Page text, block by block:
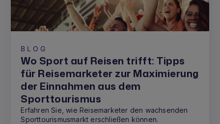
BLOG
Wo Sport auf Reisen trifft: Tipps
für Reisemarketer zur Maximierung
der Einnahmen aus dem
Sporttourismus
Erfahren Sie, wie Reisemarketer den wachsenden
Sporttourismusmarkt erschließen können.